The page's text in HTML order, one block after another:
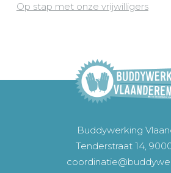
Op stap met onze vrijwilligers
Buddywerking
Tenderstraat 14,